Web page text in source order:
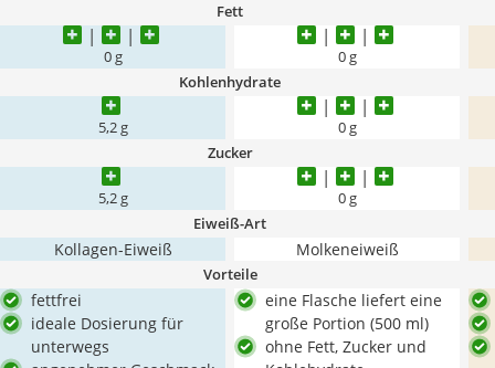
Fett
0 g 0 g
Kohlenhydrate
5,2 g 0 g
Zucker
5,2 g 0 g
Eiweiß-Art
Kollagen-Eiweiß Molkeneiweiß
Vorteile
fettfrei
ideale Dosierung für
unterwegs
eine Flasche liefert eine
große Portion (500 ml)
ohne Fett, Zucker und